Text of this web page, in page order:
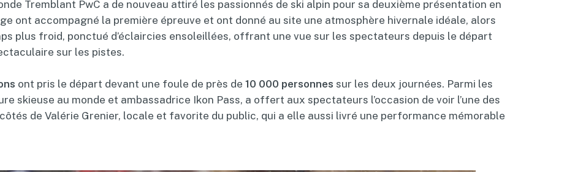
Tremblant PwC a de nouveau attiré les passionnés de ski alpin pour sa deuxième présentation en
ont accompagné la première épreuve et ont donné au site une atmosphère hivernale idéale, alors
plus froid, ponctué d’éclaircies ensoleillées, offrant une vue sur les spectateurs depuis le départ
sur les pistes.
ont pris le départ devant une foule de près de 10 000 personnes sur les deux journées. Parmi les
skieuse au monde et ambassadrice Ikon Pass, a offert aux spectateurs l’occasion de voir l’une des
de Valérie Grenier, locale et favorite du public, qui a elle aussi livré une performance mémorable